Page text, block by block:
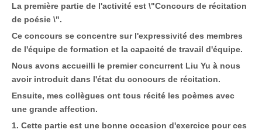
La première partie de l'activité est \"Concours de récitation
de poésie \".
Ce concours se concentre sur l'expressivité des membres
de l'équipe de formation et la capacité de travail d'équipe.
Nous avons accueilli le premier concurrent Liu Yu à nous
avoir introduit dans l'état du concours de récitation.
Ensuite, mes collègues ont tous récité les poèmes avec
une grande affection.
1. Cette partie est une bonne occasion d'exercice pour ces